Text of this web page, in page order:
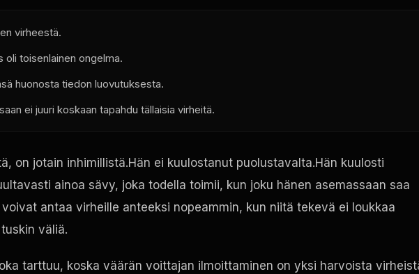
virheestä.
oli toisenlainen ongelma.
huonosta tiedon luovutuksesta.
ei juuri koskaan tapahdu tällaisia virheitä.
on jotain inhimillistä.Hän ei kuulostanut puolustavalta.Hän kuulosti
ainoa sävy, joka todella toimii, kun joku hänen asemassaan saa
antaa virheille anteeksi nopeammin, kun niitä tekevä ei loukkaa
väliä.
tarttuu, koska väärän voittajan ilmoittaminen on yksi harvoista